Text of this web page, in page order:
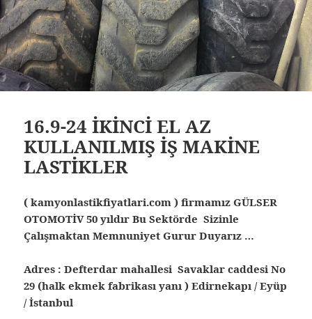
16.9-24 İKİNCİ EL AZ
KULLANILMIŞ İŞ MAKİNE
LASTİKLER
( kamyonlastikfiyatlari.com ) firmamız GÜLSER
OTOMOTİV 50 yıldır Bu Sektörde Sizinle
Çalışmaktan Memnuniyet Gurur Duyarız …
Adres : Defterdar mahallesi Savaklar caddesi No
29 (halk ekmek fabrikası yanı ) Edirnekapı / Eyüp
/ İstanbul